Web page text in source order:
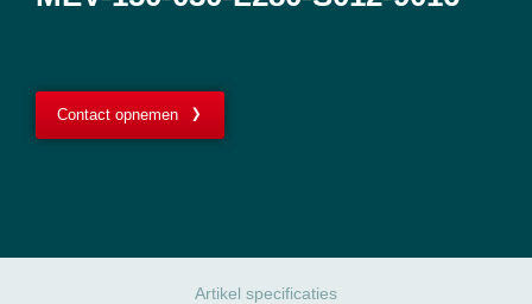
Contact opnemen
Artikel specificaties